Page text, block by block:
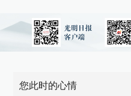
您此时的心情